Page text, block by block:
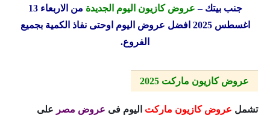
جنب بيتك – عروض كازيون اليوم الجديدة
من الاربعاء 13
اغسطس 2025 افضل عروض اليوم اوحتى نفاذ الكمية بجميع
الفروع.
عروض كازيون ماركت 2025
تشمل عروض كازيون ماركت اليوم فى عروض مصر على